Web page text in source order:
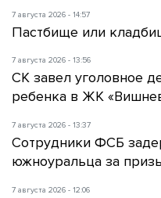
7 августа 2026 - 14:57
Пастбище или
7 августа 2026 - 13:56
СК завел уголовное
ребенка в ЖК
7 августа 2026 - 13:37
Сотрудники ФСБ
южноуральца за
7 августа 2026 - 12:06